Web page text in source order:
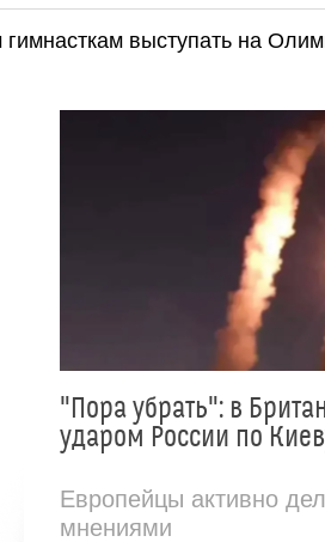
выступать на
"Пора убрать": в
ударом России по
Европейцы активно
мнениями